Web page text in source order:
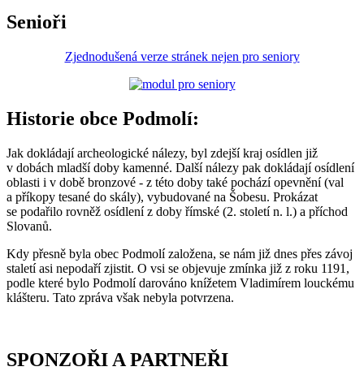
Senioři
Zjednodušená verze stránek nejen pro seniory
Historie obce Podmolí:
Jak dokládají archeologické nálezy, byl zdejší kraj osídlen již
v dobách mladší doby kamenné. Další nálezy pak dokládají osídlení
oblasti i v době bronzové - z této doby také pochází opevnění (val
a příkopy tesané do skály), vybudované na Šobesu. Prokázat
se podařilo rovněž osídlení z doby římské (2. století n. l.) a příchod
Slovanů.
Kdy přesně byla obec Podmolí založena, se nám již dnes přes závoj
staletí asi nepodaří zjistit. O vsi se objevuje zmínka již z roku 1191,
podle které bylo Podmolí darováno knížetem Vladimírem louckému
klášteru. Tato zpráva však nebyla potvrzena.
SPONZOŘI A PARTNEŘI